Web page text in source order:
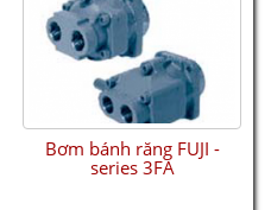
mức
Bơm bánh răng FUJI -
series 3FA